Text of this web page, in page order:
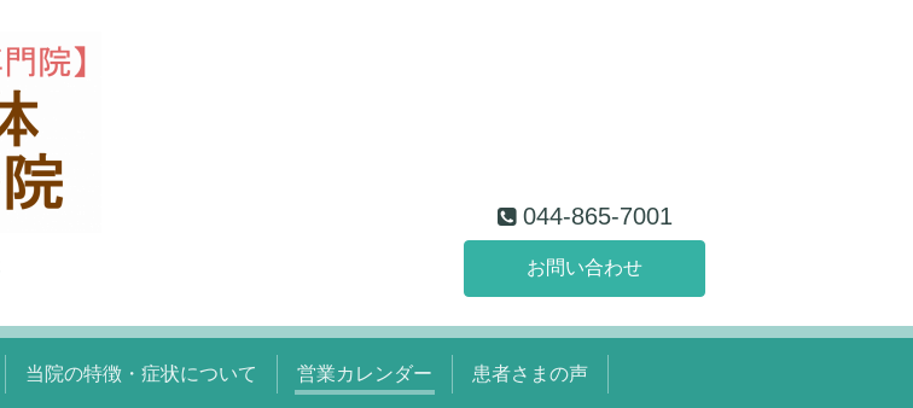
044-865-7001
お問い合わせ
当院の特徴・症状について 営業カレンダー 患者さまの声